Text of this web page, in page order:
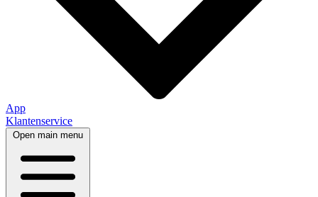
App
Klantenservice
Open main menu